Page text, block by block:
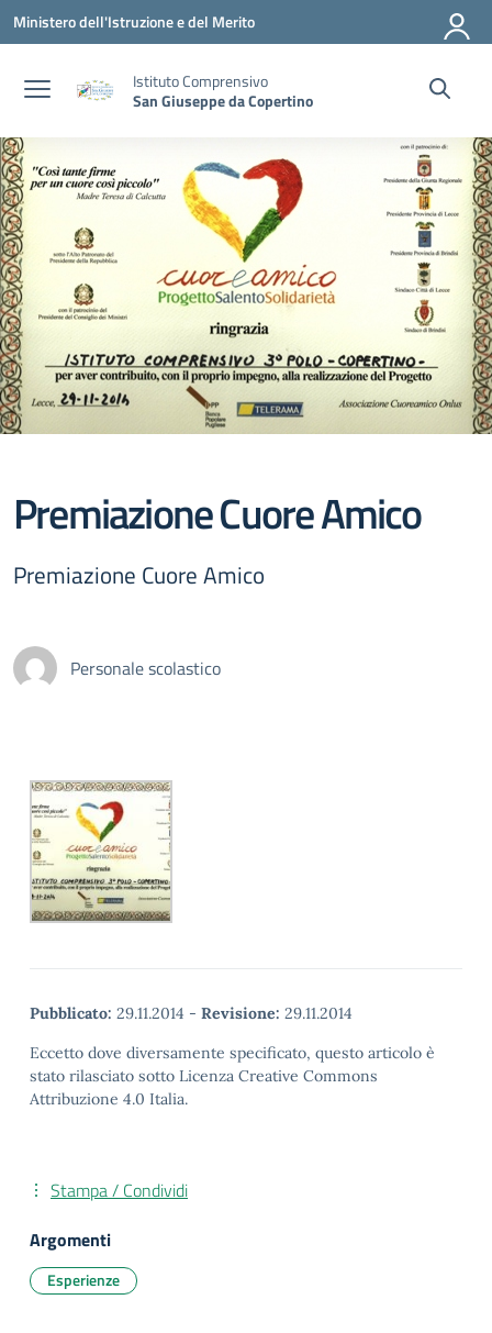
Vai ai contenuti
Vai al menu di navigazione
Vai al footer
Ministero dell'Istruzione e del Merito
Istituto Comprensivo
San Giuseppe da Copertino
Premiazione Cuore Amico
Premiazione Cuore Amico
Personale scolastico
Pubblicato: 29.11.2014 - Revisione: 29.11.2014
Eccetto dove diversamente specificato, questo articolo è
stato rilasciato sotto Licenza Creative Commons
Attribuzione 4.0 Italia.
Stampa / Condividi
Argomenti
Esperienze